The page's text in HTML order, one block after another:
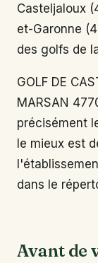
Casteljaloux
et-Garonne
des golfs de
GOLF DE
MARSAN
précisément
le mieux est
dans le
Avant de